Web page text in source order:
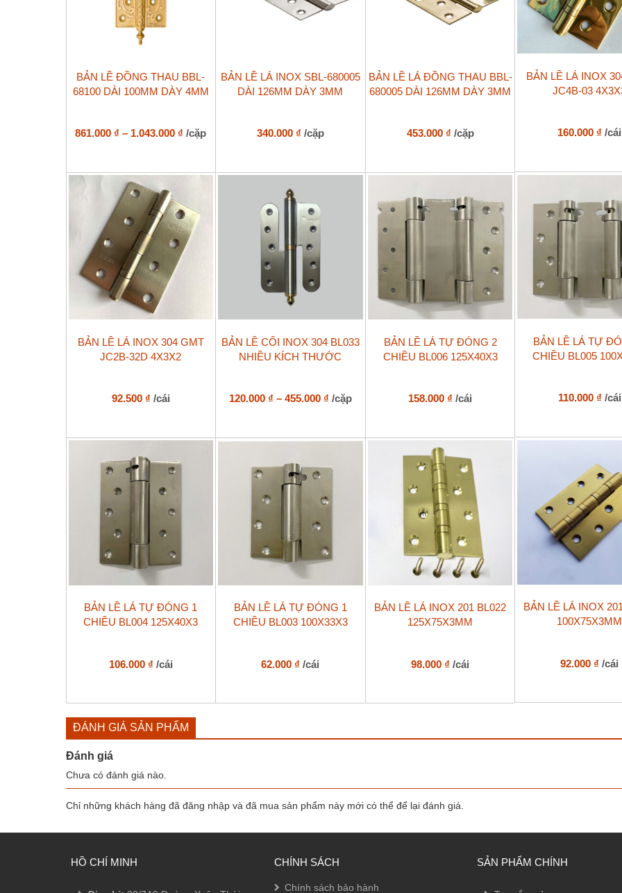
phẩm
này
biến
tùy
chọn
trang
sản
phẩm
BẢN LỀ ĐỒNG THAU BBL-
68100 DÀI 100MM DÀY 4MM
861.000 ₫ – 1.043.000 ₫ Khoảng
861.000 ₫
/cặp
BẢN LỀ LÁ INOX SBL-680005
DÀI 126MM DÀY 3MM
340.000 ₫ /cặp
BẢN LỀ LÁ ĐỒNG THAU BBL-
680005 DÀI 126MM DÀY 3MM
453.000 ₫ /cặp
BẢN LỀ LÁ INOX
JC4B-03
160.000 ₫ /cái
BẢN LỀ LÁ INOX 304 GMT
JC2B-32D 4X3X2
92.500 ₫ /cái
Sản
phẩm
biến
tùy
BẢN LỀ CỐI INOX 304 BL033
NHIỀU KÍCH THƯỚC
120.000 ₫ – 455.000 ₫Khoảng
120.000 ₫
/cặp
BẢN LỀ LÁ TỰ ĐÓNG 2
CHIỀU BL006 125X40X3
158.000 ₫ /cái
BẢN LỀ LÁ TỰ
CHIỀU BL005
110.000 ₫ /cái
BẢN LỀ LÁ TỰ ĐÓNG 1
CHIỀU BL004 125X40X3
106.000 ₫ /cái
BẢN LỀ LÁ TỰ ĐÓNG 1
CHIỀU BL003 100X33X3
62.000 ₫ /cái
BẢN LỀ LÁ INOX 201 BL022
125X75X3MM
98.000 ₫ /cái
BẢN LỀ LÁ INOX
100X75X3MM
92.000 ₫ /cái
ĐÁNH GIÁ SẢN PHẨM
Đánh giá
Chưa có đánh giá nào.
Chỉ những khách hàng đã đăng nhập và đã mua sản phẩm này mới có thể để lại đánh giá.
HỒ CHÍ MINH CHÍNH SÁCH
Chính sách bảo hành
SẢN PHẨM CHÍNH